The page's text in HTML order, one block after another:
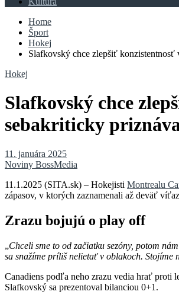
Home
Šport
Hokej
Slafkovský chce zlepšiť
Hokej
Slafkovský chce
sebakriticky
11. januára 2025
Noviny BossMedia
11.1.2025 (SITA.sk) – Hokejisti Montrealu
zápasov, v ktorých zaznamenali až deväť
Zrazu bojujú o play off
„Chceli sme to od začiatku sezóny, potom
sa snažíme príliš nelietať v oblakoch. Stojíme
Canadiens podľa neho zrazu vedia hrať proti
Slafkovský sa prezentoval bilanciou 0+1.